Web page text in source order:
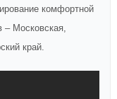
комфортной
– Московская,
край.